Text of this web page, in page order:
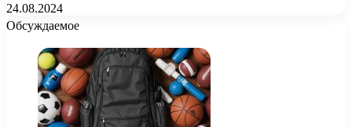
24.08.2024
Обсуждаемое